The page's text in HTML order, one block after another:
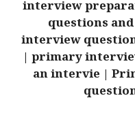
interview
questions
interview
| primary
an intervie |